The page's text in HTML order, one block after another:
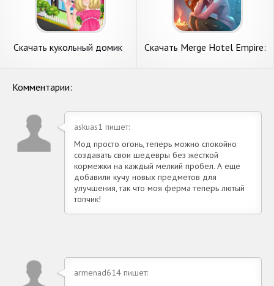
Скачать кукольный домик
Скачать Merge Hotel Empire:
Комментарии:
askuas1 пишет:
Мод просто огонь, теперь можно спокойно
создавать свои шедевры без жесткой
кормежки на каждый мелкий пробел. А еще
добавили кучу новых предметов для
улучшения, так что моя ферма теперь лютый
топчик!
armenad614 пишет: